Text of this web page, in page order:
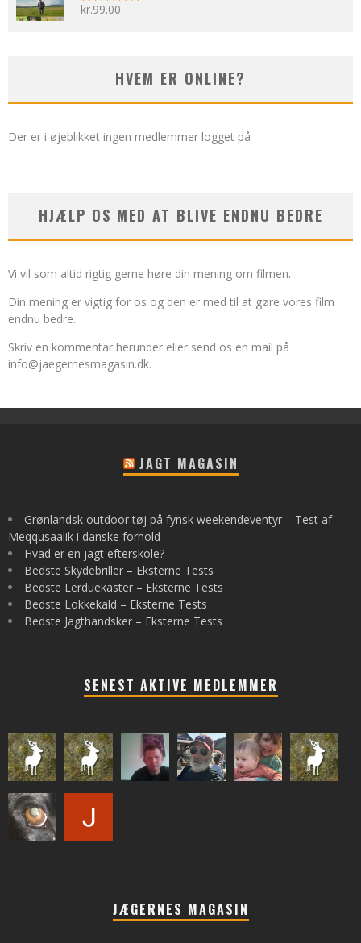
Vurderet
kr.99.00
HVEM ER ONLINE?
Der er i øjeblikket ingen medlemmer logget på
HJÆLP OS MED AT BLIVE ENDNU BEDRE
Vi vil som altid rigtig gerne høre din mening om filmen.
Din mening er vigtig for os og den er med til at gøre vores film
endnu bedre.
Skriv en kommentar herunder eller send os en mail på
info@jaegernesmagasin.dk.
JAGT MAGASIN
Grønlandsk outdoor tøj på fynsk weekendeventyr – Test af
Meqqusaalik i danske forhold
Hvad er en jagt efterskole?
Bedste Skydebriller – Eksterne Tests
Bedste Lerduekaster – Eksterne Tests
Bedste Lokkekald – Eksterne Tests
Bedste Jagthandsker – Eksterne Tests
SENEST AKTIVE MEDLEMMER
JÆGERNES MAGASIN